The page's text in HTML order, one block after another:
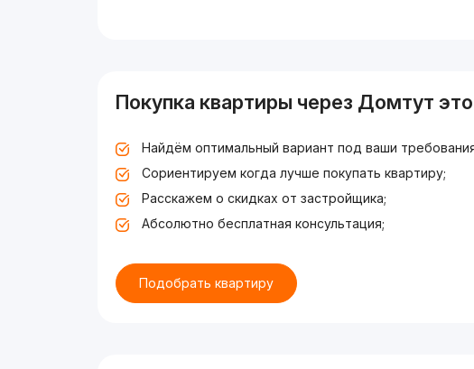
Покупка квартиры через Домтут
Найдём оптимальный вариант под ваши
Сориентируем когда лучше покупать квартиру;
Расскажем о скидках от застройщика;
Абсолютно бесплатная консультация;
Подобрать квартиру